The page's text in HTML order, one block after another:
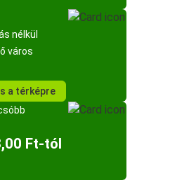
nélkül
város
a térképre
Ft-tól